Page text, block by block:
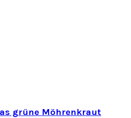
grüne Möhrenkraut